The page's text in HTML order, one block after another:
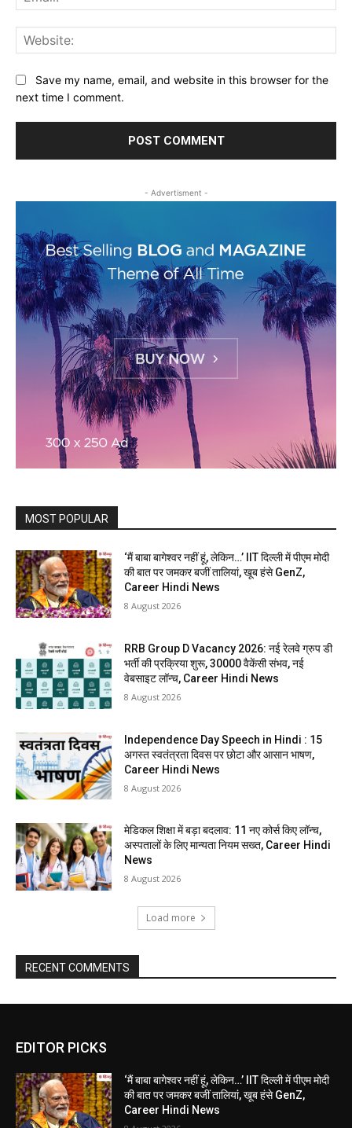
Save my name, email, and website in this browser for the
next time I comment.
- Advertisment -
MOST POPULAR
‘मैं बाबा बागेश्वर नहीं हूं, लेकिन…’ IIT दिल्ली में पीएम मोदी
की बात पर जमकर बजीं तालियां, खूब हंसे GenZ,
Career Hindi News
8 August 2026
RRB Group D Vacancy 2026: नई रेलवे ग्रुप डी
भर्ती की प्रक्रिया शुरू, 30000 वैकेंसी संभव, नई
वेबसाइट लॉन्च, Career Hindi News
8 August 2026
Independence Day Speech in Hindi : 15
अगस्त स्वतंत्रता दिवस पर छोटा और आसान भाषण,
Career Hindi News
8 August 2026
मेडिकल शिक्षा में बड़ा बदलाव: 11 नए कोर्स किए लॉन्च,
अस्पतालों के लिए मान्यता नियम सख्त, Career Hindi
News
8 August 2026
Load more
RECENT COMMENTS
EDITOR PICKS
‘मैं बाबा बागेश्वर नहीं हूं, लेकिन…’ IIT दिल्ली में पीएम मोदी
की बात पर जमकर बजीं तालियां, खूब हंसे GenZ,
Career Hindi News